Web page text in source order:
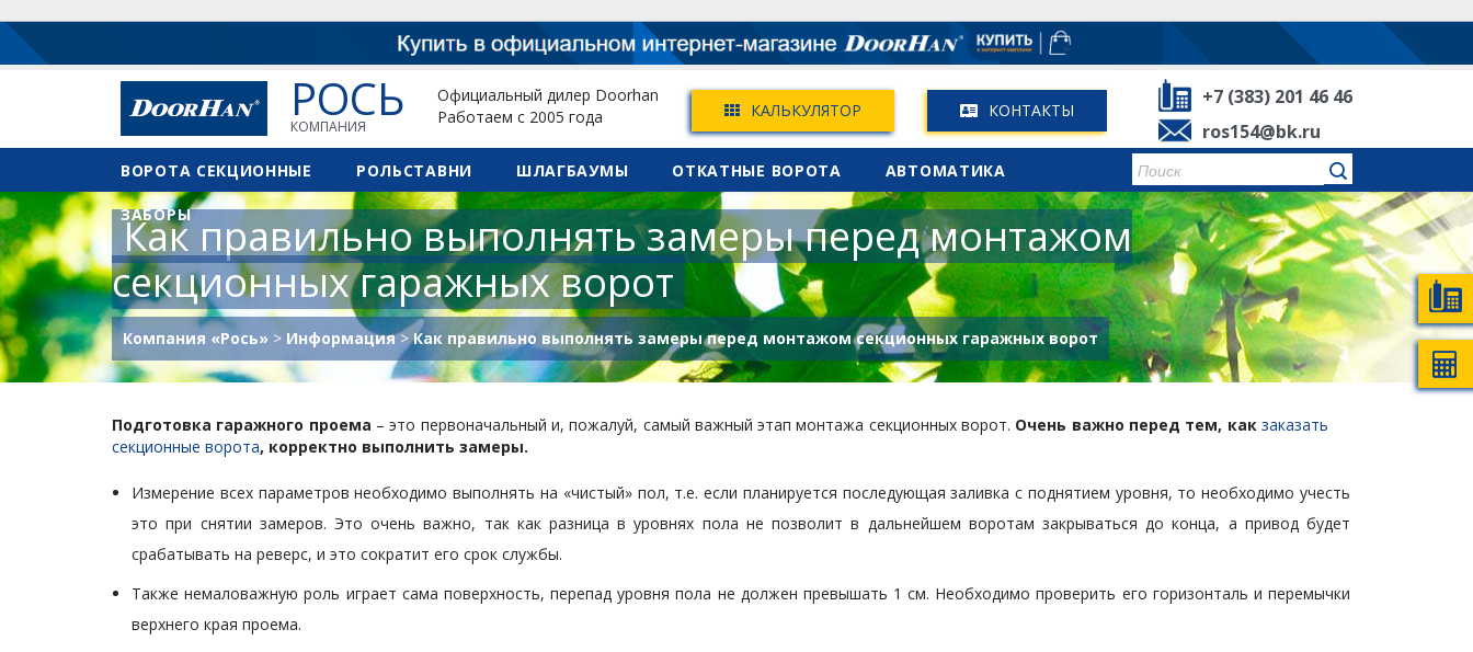
РОСЬ
КОМПАНИЯ
Официальный дилер Doorhan
Работаем с 2005 года
КАЛЬКУЛЯТОР КОНТАКТЫ
+7 (383) 201 46 46
ros154@bk.ru
to
content
ВОРОТА СЕКЦИОННЫЕ РОЛЬСТАВНИ ШЛАГБАУМЫ ОТКАТНЫЕ ВОРОТА АВТОМАТИКА
ЗАБОРЫ
Как правильно выполнять замеры перед монтажом
секционных гаражных ворот
Компания «Рось» > Информация>Как правильно выполнять замеры перед монтажом секционных гаражных ворот
Подготовка гаражного проема – это первоначальный и, пожалуй, самый важный этап монтажа секционных ворот. Очень важно перед тем, какзаказать
секционные ворота, корректно выполнить замеры.
Измерение всех параметров необходимо выполнять на «чистый» пол, т.е. если планируется последующая заливка с поднятием уровня, то необходимо учесть
это при снятии замеров. Это очень важно, так как разница в уровнях пола не позволит в дальнейшем воротам закрываться до конца, а привод будет
срабатывать на реверс, и это сократит его срок службы.
Также немаловажную роль играет сама поверхность, перепад уровня пола не должен превышать 1 см. Необходимо проверить его горизонталь и перемычки
верхнего края проема.